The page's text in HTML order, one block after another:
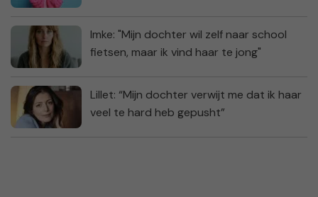
Imke: "Mijn dochter wil zelf naar school
fietsen, maar ik vind haar te jong"
Lillet: “Mijn dochter verwijt me dat ik haar
veel te hard heb gepusht”